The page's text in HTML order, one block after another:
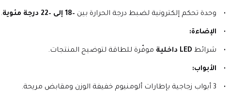
وحدة تحكم إلكترونية لضبط درجة الحرارة بين –18 إلى –22 درجة مئوية .
الإضاءة:
شرائط LED داخلية موفّرة للطاقة لتوضيح المنتجات.
الأبواب:
3 أبواب زجاجية بإطارات ألومنيوم خفيفة الوزن ومقابض مريحة.